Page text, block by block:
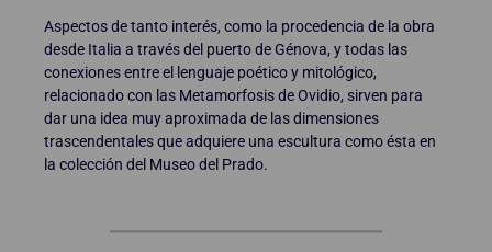
Aspectos de tanto interés, como la procedencia de la obra
desde Italia a través del puerto de Génova, y todas las
conexiones entre el lenguaje poético y mitológico,
relacionado con las Metamorfosis de Ovidio, sirven para
dar una idea muy aproximada de las dimensiones
trascendentales que adquiere una escultura como ésta en
la colección del Museo del Prado.